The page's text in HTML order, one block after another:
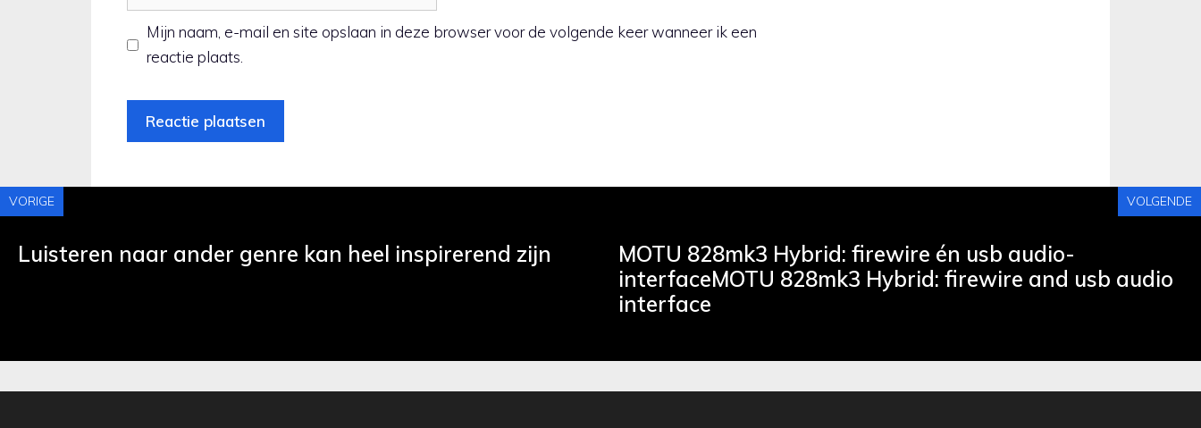
Mijn naam, e-mail en site opslaan in deze browser voor de volgende keer wanneer ik een
reactie plaats.
VORIGE
Luisteren naar ander genre kan heel inspirerend zijn
VOLGENDE
MOTU 828mk3 Hybrid: firewire én usb audio-
interfaceMOTU 828mk3 Hybrid: firewire and usb audio
interface